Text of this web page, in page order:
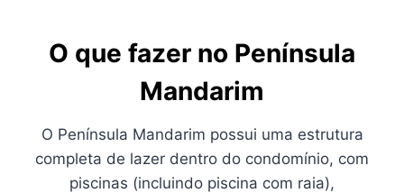
O que fazer no Península
Mandarim
O Península Mandarim possui uma estrutura
completa de lazer dentro do condomínio, com
piscinas (incluindo piscina com raia),